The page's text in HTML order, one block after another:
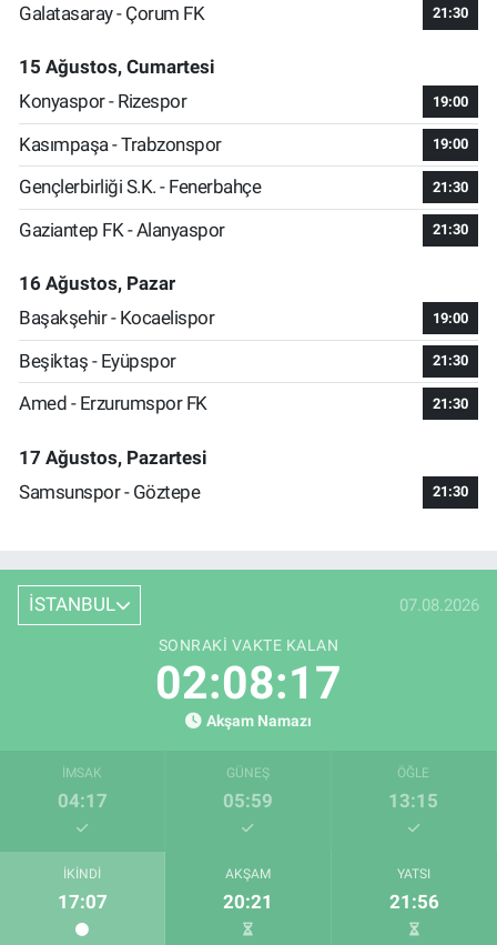
Galatasaray - Çorum FK
21:30
15 Ağustos, Cumartesi
Konyaspor - Rizespor
19:00
Kasımpaşa - Trabzonspor 19:00
Gençlerbirliği S.K. - Fenerbahçe 21:30
Gaziantep FK - Alanyaspor 21:30
16 Ağustos, Pazar
Başakşehir - Kocaelispor
19:00
Beşiktaş - Eyüpspor 21:30
Amed - Erzurumspor FK 21:30
17 Ağustos, Pazartesi
Samsunspor - Göztepe
21:30
İSTANBUL 07.08.2026
SONRAKI VAKTE KALAN
02:08:17
Akşam Namazı
İMSAK
04:17
GÜNEŞ
05:59
ÖĞLE
13:15
İKINDI
17:07
AKŞAM
20:21
YATSI
21:56